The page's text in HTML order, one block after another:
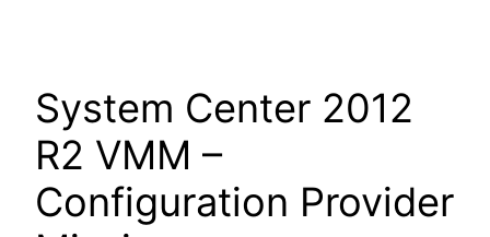
System Center 2012
R2 VMM –
Configuration Provider